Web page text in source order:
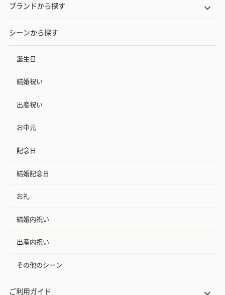
ブランドから探す
シーンから探す
誕生日
結婚祝い
出産祝い
お中元
記念日
結婚記念日
お礼
結婚内祝い
出産内祝い
その他のシーン
ご利用ガイド